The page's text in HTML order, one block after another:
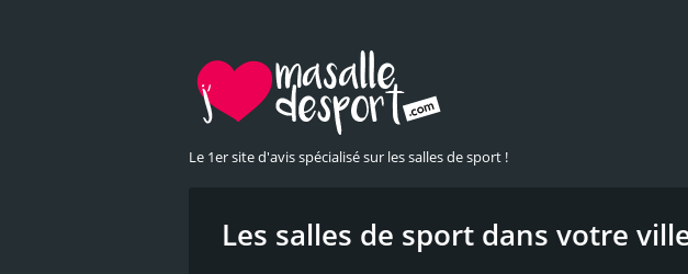
Le 1er site d'avis spécialisé sur les salles de sport !
Les salles de sport dans votre